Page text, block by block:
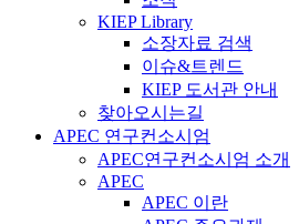
KIEP Library
소장자료 검색
이슈&트렌드
KIEP 도서관 안내
찾아오시는길
APEC 연구컨소시엄
APEC연구컨소시엄 소개
APEC
APEC 이란